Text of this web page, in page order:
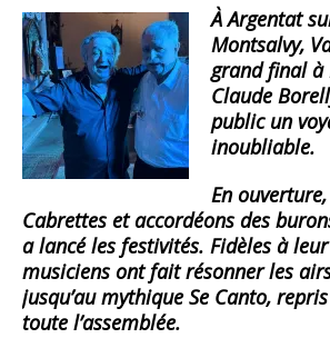
À Argentat
Montsalvy,
grand final à
Claude
public un
inoubliable.
En
Cabrettes et accordéons des
a lancé les festivités. Fidèles à
musiciens ont fait résonner les
jusqu’au mythique Se Canto,
toute l’assemblée.